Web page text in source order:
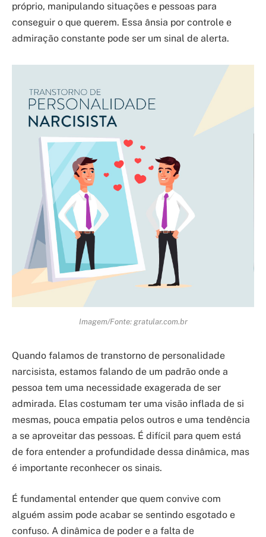
próprio, manipulando situações e pessoas para
conseguir o que querem. Essa ânsia por controle e
admiração constante pode ser um sinal de alerta.
Imagem/Fonte: gratular.com.br
Quando falamos de transtorno de personalidade
narcisista, estamos falando de um padrão onde a
pessoa tem uma necessidade exagerada de ser
admirada. Elas costumam ter uma visão inflada de si
mesmas, pouca empatia pelos outros e uma tendência
a se aproveitar das pessoas. É difícil para quem está
de fora entender a profundidade dessa dinâmica, mas
é importante reconhecer os sinais.
É fundamental entender que quem convive com
alguém assim pode acabar se sentindo esgotado e
confuso. A dinâmica de poder e a falta de